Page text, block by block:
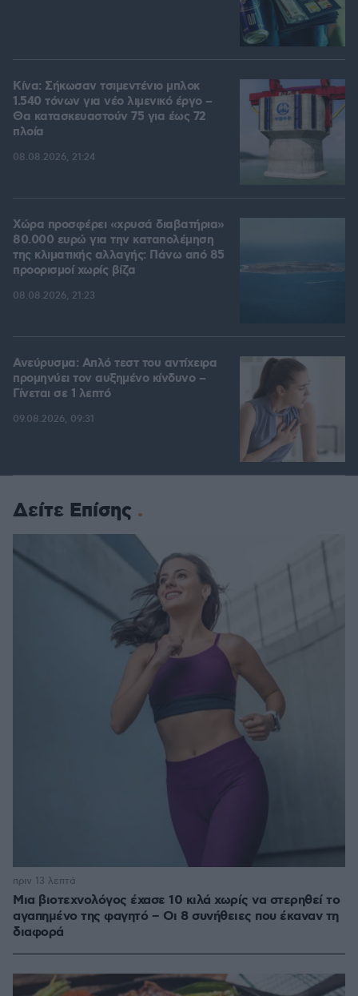
Κίνα: Σήκωσαν τσιμεντένιο μπλοκ
1.540 τόνων για νέο λιμενικό έργο –
Θα κατασκευαστούν 75 για έως 72
πλοία
08.08.2026, 21:24
Χώρα προσφέρει «χρυσά διαβατήρια»
80.000 ευρώ για την καταπολέμηση
της κλιματικής αλλαγής: Πάνω από 85
προορισμοί χωρίς βίζα
08.08.2026, 21:23
Ανεύρυσμα: Απλό τεστ του αντίχειρα
προμηνύει τον αυξημένο κίνδυνο –
Γίνεται σε 1 λεπτό
09.08.2026, 09:31
Δείτε Επίσης
Μια βιοτεχνολόγος έχασε 10 κιλά χωρίς να στερηθεί το
αγαπημένο της φαγητό – Οι 8 συνήθειες που έκαναν τη
διαφορά
πριν 13 λεπτά